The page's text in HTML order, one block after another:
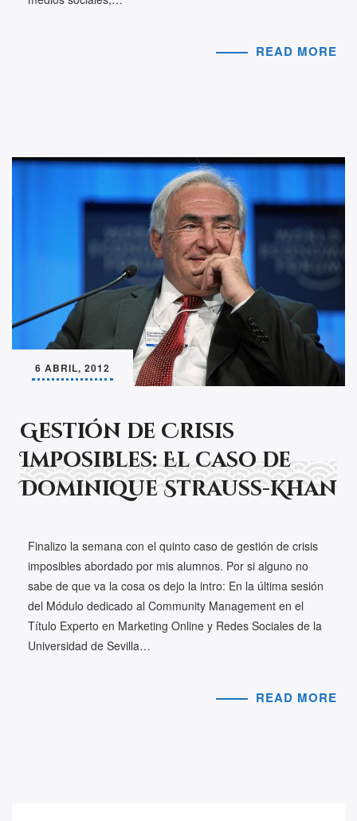
READ MORE
6 ABRIL, 2012
Gestión de Crisis
Imposibles: El caso de
Dominique Strauss-Khan
Finalizo la semana con el quinto caso de gestión de crisis
imposibles abordado por mis alumnos. Por si alguno no
sabe de que va la cosa os dejo la intro: En la última sesión
del Módulo dedicado al Community Management en el
Título Experto en Marketing Online y Redes Sociales de la
Universidad de Sevilla…
READ MORE